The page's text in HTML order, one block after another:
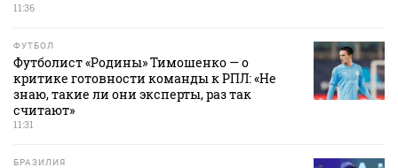
11:36
ФУТБОЛ
Футболист «Родины» Тимошенко — о
критике готовности команды к РПЛ: «Не
знаю, такие ли они эксперты, раз так
считают»
11:31
БРАЗИЛИЯ